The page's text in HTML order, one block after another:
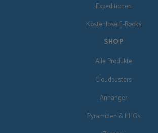
Expeditionen
Kostenlose E-Books
SHOP
Alle Produkte
Cloudbusters
Anhänger
Pyramiden & HHGs